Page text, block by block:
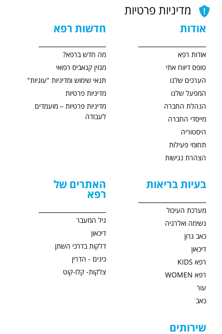
מדיניות פרטיות
אודות
אודות רפא
טופס דיווח אתי
הערכים שלנו
המפעל שלנו
הנהלת החברה
מייסדי החברה
היסטוריה
תחומי פעילות
הצהרת נגישות
חדשות רפא
מה חדש ברפא?
מגזין קנאביס רפואי
תנאי שימוש ומדיניות "עוגיות"
מדיניות פרטיות
מדיניות פרטיות – מועמדים
לעבודה
בעיות בריאות
מערכת העיכול
נשימה ואלרגיה
כאב גרון
דיכאון
רפא KIDS
רפא WOMEN
עור
כאב
האתרים של
רפא
גיל המעבר
דיכאון
דלקות בדרכי השתן
כינים - הדרין
צלקות- קלו-קוט
שירותים